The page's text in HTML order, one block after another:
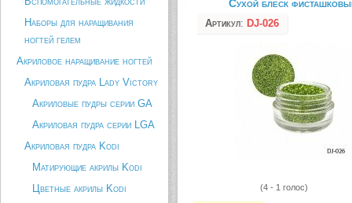
Наборы для наращивания
ногтей гелем
Акриловое наращивание ногтей
Акриловая пудра Lady Victory
Акриловые пудры серии GA
Акриловая пудра серии LGA
Акриловая пудра Kodi
Матирующие акрилы Kodi
Цветные акрилы Kodi
Сухой блеск
Артикул: DJ-026
(4 - 1 голос)